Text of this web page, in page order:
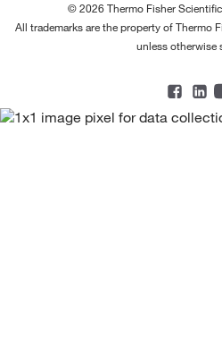
© 2026 Thermo Fisher
All trademarks are the property of Thermo
unless otherwise